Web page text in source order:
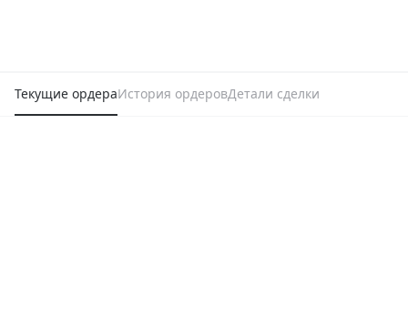
Текущие ордераИстория ордеровДетали сделки